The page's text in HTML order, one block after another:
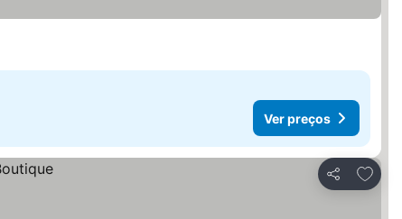
Ver preços
Partilhar